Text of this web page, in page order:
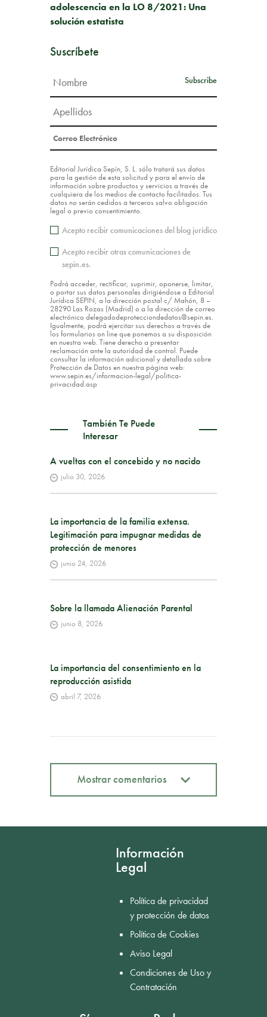
adolescencia en la LO 8/2021: Una
solución estatista
Suscríbete
Editorial Jurídica Sepín, S. L. sólo tratará sus datos
para la gestión de esta solicitud y para el envío de
información sobre productos y servicios a través de
cualquiera de los medios de contacto facilitados. Tus
datos no serán cedidos a terceros salvo obligación
legal o previo consentimiento.
Acepto recibir comunicaciones del blog jurídico
Acepto recibir otras comunicaciones de
sepin.es.
Podrá acceder, rectificar, suprimir, oponerse, limitar,
o portar sus datos personales dirigiéndose a Editorial
Jurídica SEPIN, a la dirección postal c/ Mahón, 8 –
28290 Las Rozas (Madrid) o a la dirección de correo
electrónico delegadodeprotecciondedatos@sepin.es.
Igualmente, podrá ejercitar sus derechos a través de
los formularios on line que ponemos a su disposición
en nuestra web. Tiene derecho a presentar
reclamación ante la autoridad de control. Puede
consultar la información adicional y detallada sobre
Protección de Datos en nuestra página web:
www.sepin.es/informacion-legal/politica-
privacidad.asp
También Te Puede
Interesar
A vueltas con el concebido y no nacido
julio 30, 2026
La importancia de la familia extensa.
Legitimación para impugnar medidas de
protección de menores
junio 24, 2026
Sobre la llamada Alienación Parental
junio 8, 2026
La importancia del consentimiento en la
reproducción asistida
abril 7, 2026
Mostrar comentarios
Información
Legal
Política de privacidad
y protección de datos
Política de Cookies
Aviso Legal
Condiciones de Uso y
Contratación